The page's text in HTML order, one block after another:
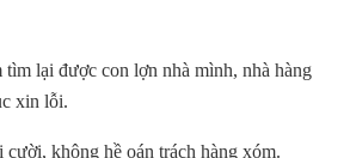
tìm lại được con lợn nhà mình, nhà hàng
xin lỗi.
không hề oán trách hàng xóm.